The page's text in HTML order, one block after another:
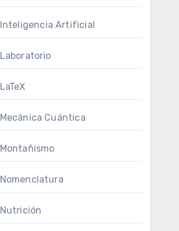
Inteligencia Artificial
Laboratorio
LaTeX
Mecánica Cuántica
Montañismo
Nomenclatura
Nutrición